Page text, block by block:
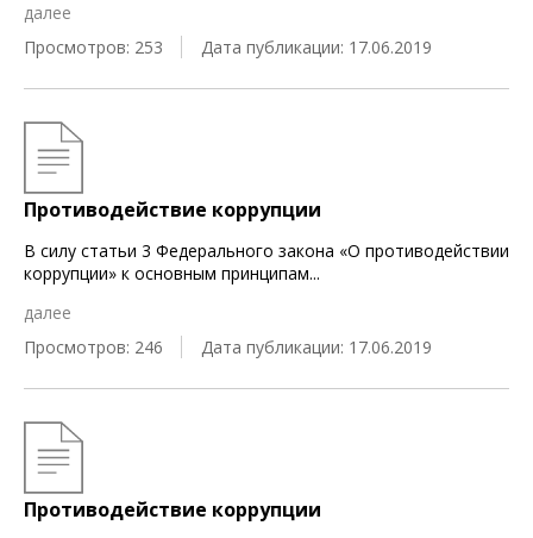
далее
Просмотров: 253
Дата публикации: 17.06.2019
Противодействие коррупции
В силу статьи 3 Федерального закона «О противодействии
коррупции» к основным принципам...
далее
Просмотров: 246
Дата публикации: 17.06.2019
Противодействие коррупции